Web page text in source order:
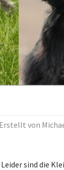
Erstellt von
sind die